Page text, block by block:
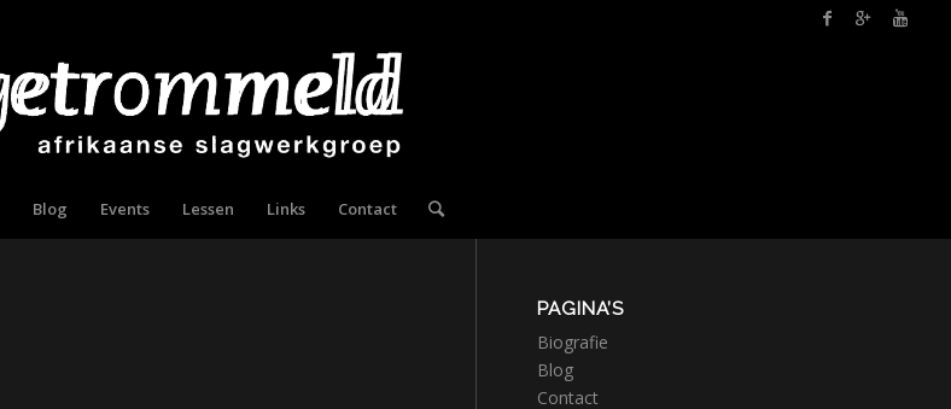
Blog Events Lessen Links Contact
PAGINA’S
Biografie
Blog
Contact